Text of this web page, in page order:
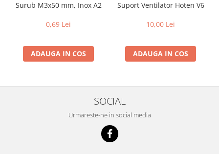
Surub M3x50 mm, Inox A2
0,69 Lei
ADAUGA IN COS
Suport Ventilator Hoten V6
10,00 Lei
ADAUGA IN COS
SOCIAL
Urmareste-ne in social media